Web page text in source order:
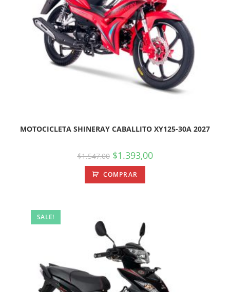
MOTOCICLETA SHINERAY CABALLITO XY125-30A 2027
$1.547,00 $1.393,00
COMPRAR
SALE!